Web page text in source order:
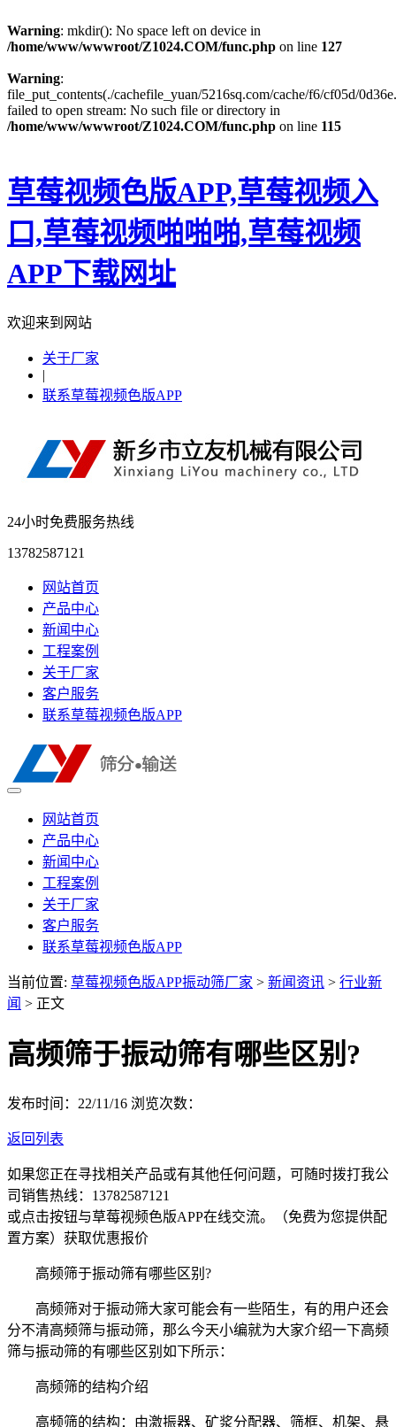
Warning: mkdir(): No space left on device in
/home/www/wwwroot/Z1024.COM/func.php on line 127
Warning:
file_put_contents(./cachefile_yuan/5216sq.com/cache/f6/cf05d/
failed to open stream: No such file or directory in
/home/www/wwwroot/Z1024.COM/func.php on line 115
草莓视频色版APP,草莓视频入
口,草莓视频啪啪啪,草莓视频
APP下载网址
欢迎来到网站
关于厂家
|
联系草莓视频色版APP
24小时免费服务热线
13782587121
网站首页
产品中心
新闻中心
工程案例
关于厂家
客户服务
联系草莓视频色版APP
网站首页
产品中心
新闻中心
工程案例
关于厂家
客户服务
联系草莓视频色版APP
当前位置: 草莓视频色版APP振动筛厂家 > 新闻资讯 > 行业新
闻 > 正文
高频筛于振动筛有哪些区别?
发布时间：22/11/16 浏览次数：
返回列表
如果您正在寻找相关产品或有其他任何问题，可随时拨打我公
司销售热线： 13782587121
或点击按钮与草莓视频色版APP在线交流。（免费为您提供配
置方案） 获取优惠报价
高频筛于振动筛有哪些区别?
高频筛对于振动筛大家可能会有一些陌生，有的用户还会
分不清高频筛与振动筛，那么今天小编就为大家介绍一下高频
筛与振动筛的有哪些区别如下所示：
高频筛的结构介绍
高频筛的结构：由激振器、矿浆分配器、筛框、机架、悬